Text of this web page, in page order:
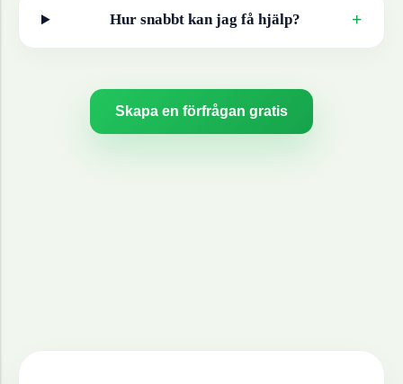
Hur snabbt kan jag få hjälp? +
Skapa en förfrågan gratis